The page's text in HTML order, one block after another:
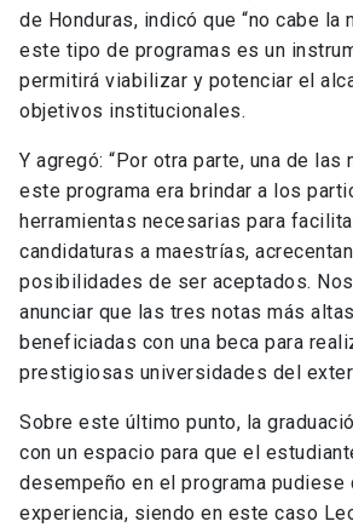
de Honduras, indicó que “no cabe la
este tipo de programas es un
permitirá viabilizar y potenciar el
objetivos institucionales.
Y agregó: “Por otra parte, una de
este programa era brindar a los
herramientas necesarias para
candidaturas a maestrías,
posibilidades de ser aceptados.
anunciar que las tres notas más
beneficiadas con una beca para
prestigiosas universidades del
Sobre este último punto, la
con un espacio para que el
desempeño en el programa pudiese
experiencia, siendo en este caso